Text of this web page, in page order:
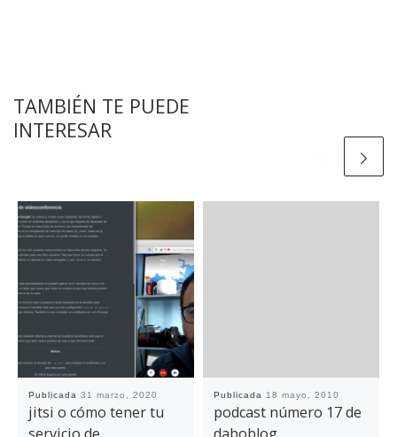
TAMBIÉN TE PUEDE
INTERESAR
Publicada 31 marzo, 2020
jitsi o cómo tener tu
Publicada 18 mayo, 2010
podcast número 17 de